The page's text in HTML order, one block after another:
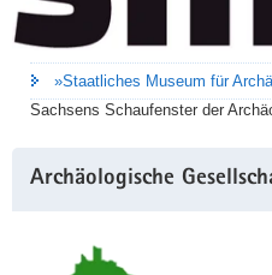
»Staatliches Museum für
Sachsens Schaufenster der
Archäologische